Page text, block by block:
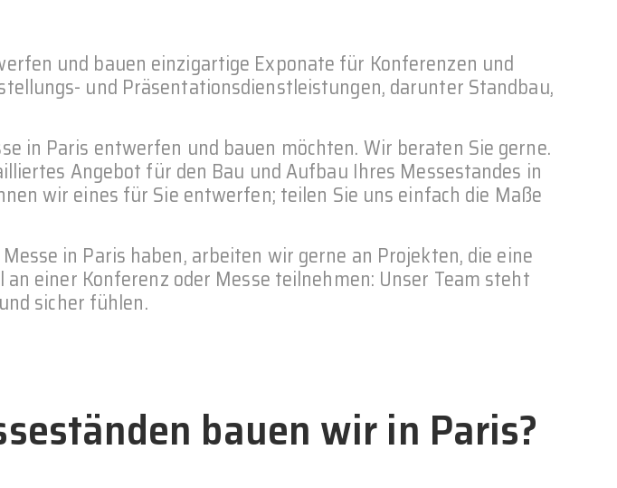
und bauen einzigartige Exponate für Konferenzen und
und Präsentationsdienstleistungen, darunter Standbau,
in Paris entwerfen und bauen möchten. Wir beraten Sie gerne.
Angebot für den Bau und Aufbau Ihres Messestandes in
wir eines für Sie entwerfen; teilen Sie uns einfach die Maße
in Paris haben, arbeiten wir gerne an Projekten, die eine
einer Konferenz oder Messe teilnehmen: Unser Team steht
sicher fühlen.
bauen wir in Paris?